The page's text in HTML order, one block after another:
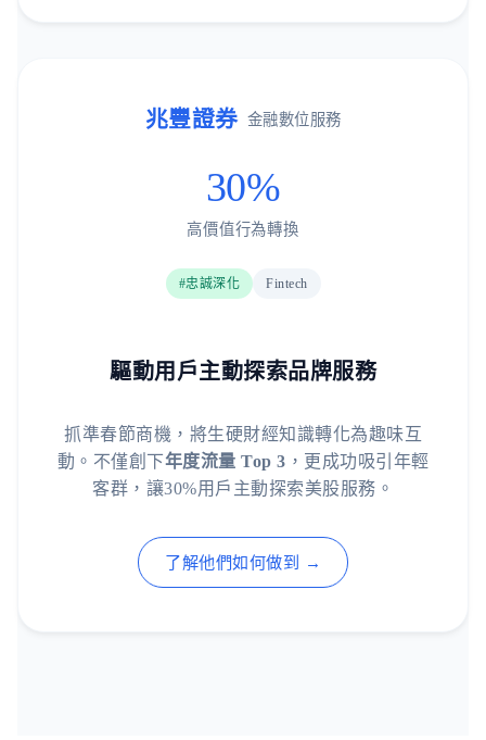
兆豐證券 金融數位服務
30%
高價值行為轉換
#忠誠深化 Fintech
驅動用戶主動探索品牌服務
抓準春節商機，將生硬財經知識轉化為趣味互
動。不僅創下年度流量 Top 3 ，更成功吸引年輕
客群，讓30%用戶主動探索美股服務。
了解他們如何做到 →